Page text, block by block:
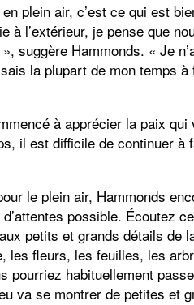
plein air, c’est ce qui est
l’extérieur, je pense que
suggère Hammonds. « Je
la plupart de mon temps
à apprécier la paix
il est difficile de continuer à
le plein air, Hammonds
possible. Écoutez
petits et grands détails de
les fleurs, les feuilles, les
pourriez habituellement
va se montrer de petites et